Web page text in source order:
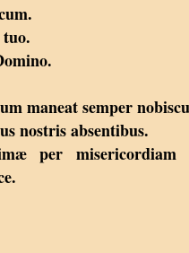
maneat semper
nostris absentibus.
per misericordiam